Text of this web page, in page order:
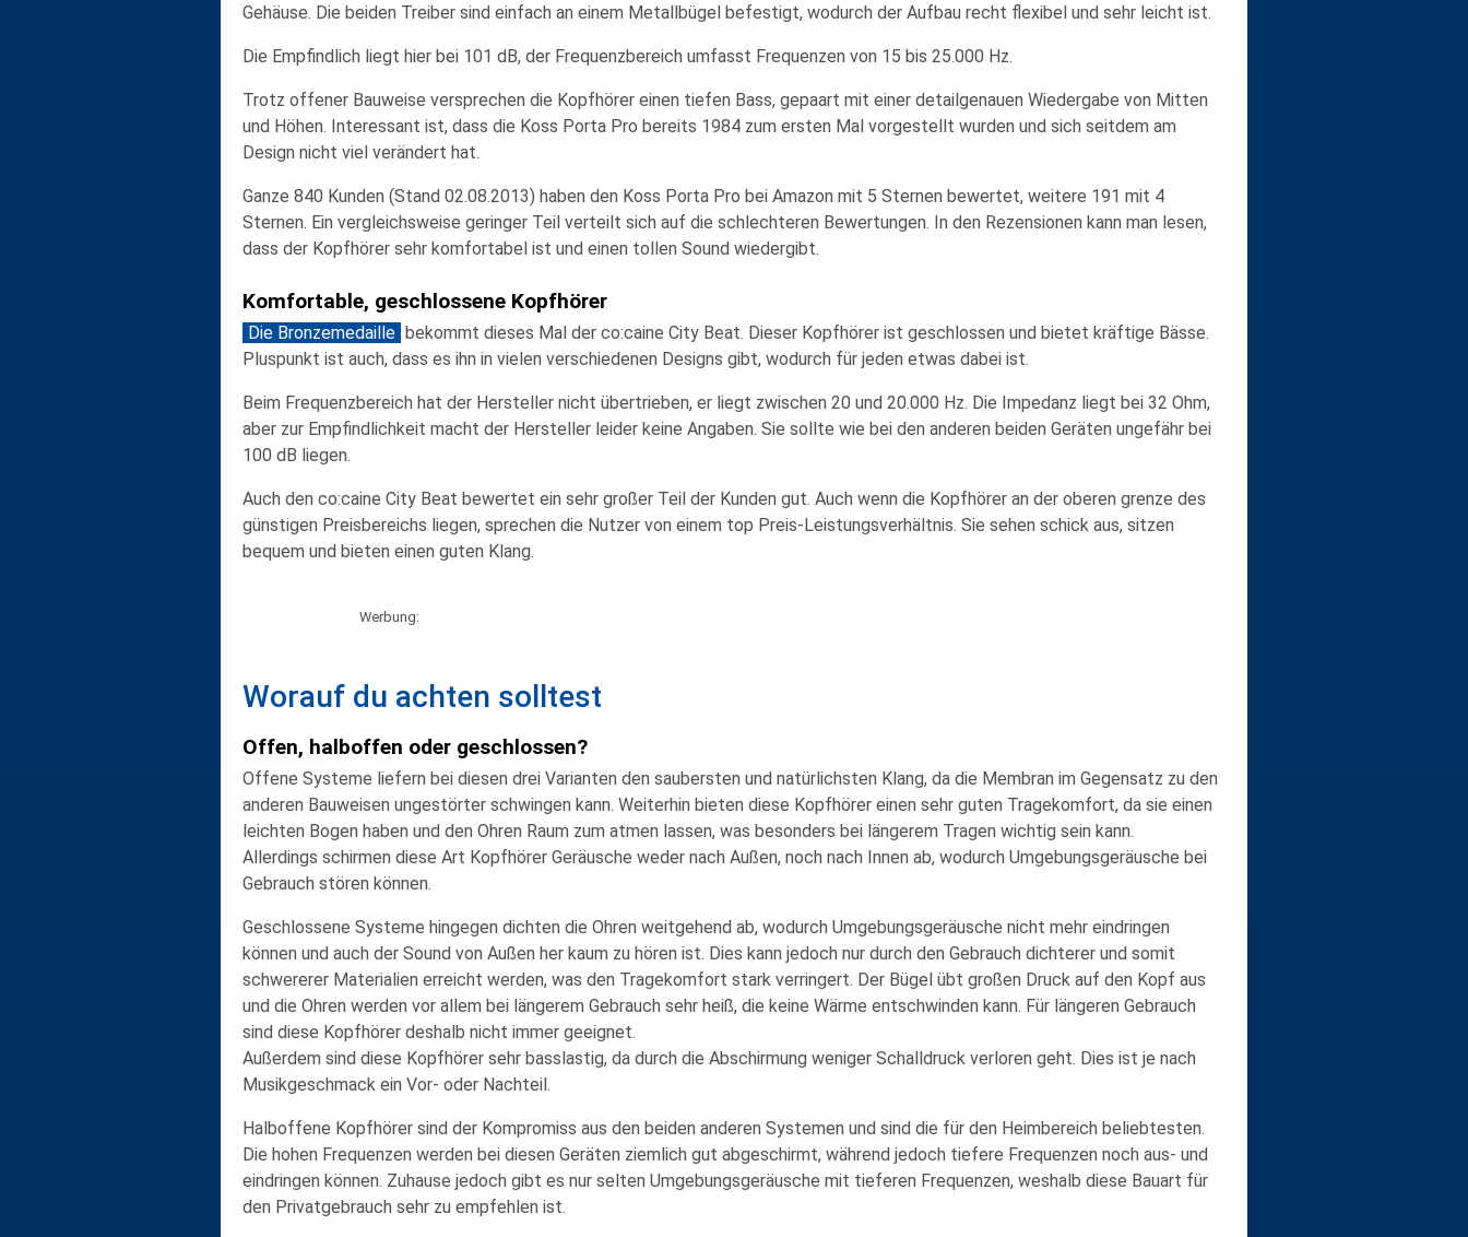
Gehäuse. Die beiden Treiber sind einfach an einem Metallbügel befestigt, wodurch der Aufbau recht flexibel und sehr leicht ist.
Die Empfindlich liegt hier bei 101 dB, der Frequenzbereich umfasst Frequenzen von 15 bis 25.000 Hz.
Trotz offener Bauweise versprechen die Kopfhörer einen tiefen Bass, gepaart mit einer detailgenauen Wiedergabe von Mitten
und Höhen. Interessant ist, dass die Koss Porta Pro bereits 1984 zum ersten Mal vorgestellt wurden und sich seitdem am
Design nicht viel verändert hat.
Ganze 840 Kunden (Stand 02.08.2013) haben den Koss Porta Pro bei Amazon mit 5 Sternen bewertet, weitere 191 mit 4
Sternen. Ein vergleichsweise geringer Teil verteilt sich auf die schlechteren Bewertungen. In den Rezensionen kann man lesen,
dass der Kopfhörer sehr komfortabel ist und einen tollen Sound wiedergibt.
Komfortable, geschlossene Kopfhörer
Die Bronzemedaille bekommt dieses Mal der co:caine City Beat. Dieser Kopfhörer ist geschlossen und bietet kräftige Bässe.
Pluspunkt ist auch, dass es ihn in vielen verschiedenen Designs gibt, wodurch für jeden etwas dabei ist.
Beim Frequenzbereich hat der Hersteller nicht übertrieben, er liegt zwischen 20 und 20.000 Hz. Die Impedanz liegt bei 32 Ohm,
aber zur Empfindlichkeit macht der Hersteller leider keine Angaben. Sie sollte wie bei den anderen beiden Geräten ungefähr bei
100 dB liegen.
Auch den co:caine City Beat bewertet ein sehr großer Teil der Kunden gut. Auch wenn die Kopfhörer an der oberen grenze des
günstigen Preisbereichs liegen, sprechen die Nutzer von einem top Preis-Leistungsverhältnis. Sie sehen schick aus, sitzen
bequem und bieten einen guten Klang.
Werbung:
Worauf du achten solltest
Offen, halboffen oder geschlossen?
Offene Systeme liefern bei diesen drei Varianten den saubersten und natürlichsten Klang, da die Membran im Gegensatz zu den
anderen Bauweisen ungestörter schwingen kann. Weiterhin bieten diese Kopfhörer einen sehr guten Tragekomfort, da sie einen
leichten Bogen haben und den Ohren Raum zum atmen lassen, was besonders bei längerem Tragen wichtig sein kann.
Allerdings schirmen diese Art Kopfhörer Geräusche weder nach Außen, noch nach Innen ab, wodurch Umgebungsgeräusche bei
Gebrauch stören können.
Geschlossene Systeme hingegen dichten die Ohren weitgehend ab, wodurch Umgebungsgeräusche nicht mehr eindringen
können und auch der Sound von Außen her kaum zu hören ist. Dies kann jedoch nur durch den Gebrauch dichterer und somit
schwererer Materialien erreicht werden, was den Tragekomfort stark verringert. Der Bügel übt großen Druck auf den Kopf aus
und die Ohren werden vor allem bei längerem Gebrauch sehr heiß, die keine Wärme entschwinden kann. Für längeren Gebrauch
sind diese Kopfhörer deshalb nicht immer geeignet.
Außerdem sind diese Kopfhörer sehr basslastig, da durch die Abschirmung weniger Schalldruck verloren geht. Dies ist je nach
Musikgeschmack ein Vor- oder Nachteil.
Halboffene Kopfhörer sind der Kompromiss aus den beiden anderen Systemen und sind die für den Heimbereich beliebtesten.
Die hohen Frequenzen werden bei diesen Geräten ziemlich gut abgeschirmt, während jedoch tiefere Frequenzen noch aus- und
eindringen können. Zuhause jedoch gibt es nur selten Umgebungsgeräusche mit tieferen Frequenzen, weshalb diese Bauart für
den Privatgebrauch sehr zu empfehlen ist.